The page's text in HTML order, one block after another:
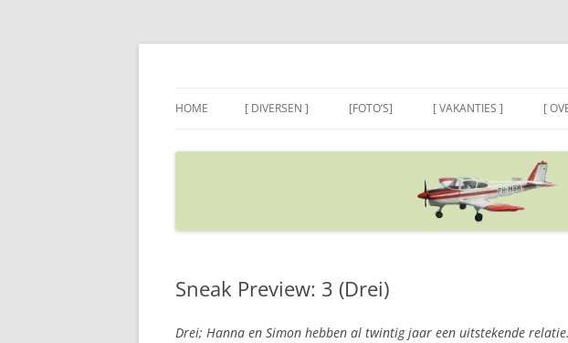
Ga
HOME [ DIVERSEN ] [FOTO’S] [ VAKANTIES ] [
Sneak Preview: 3 (Drei)
Drei; Hanna en Simon hebben al twintig jaar een uitstekende